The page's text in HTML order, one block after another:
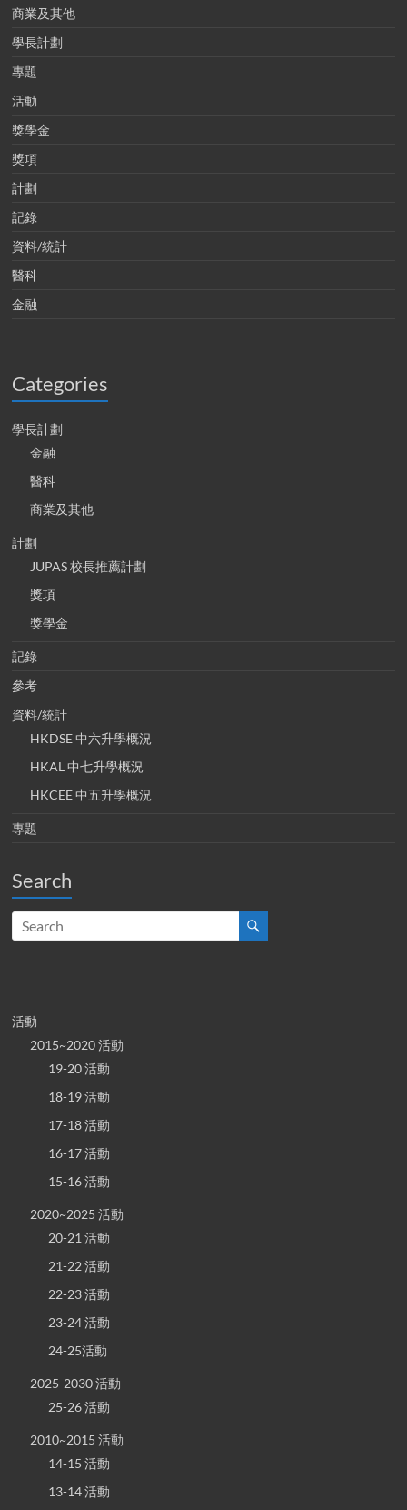
商業及其他
學長計劃
專題
活動
獎學金
獎項
計劃
記錄
資料/統計
醫科
金融
Categories
學長計劃
金融
醫科
商業及其他
計劃
JUPAS 校長推薦計劃
獎項
獎學金
記錄
參考
資料/統計
HKDSE 中六升學概況
HKAL 中七升學概況
HKCEE 中五升學概況
專題
Search
活動
2015~2020 活動
19-20 活動
18-19 活動
17-18 活動
16-17 活動
15-16 活動
2020~2025 活動
20-21 活動
21-22 活動
22-23 活動
23-24 活動
24-25活動
2025-2030 活動
25-26 活動
2010~2015 活動
14-15 活動
13-14 活動